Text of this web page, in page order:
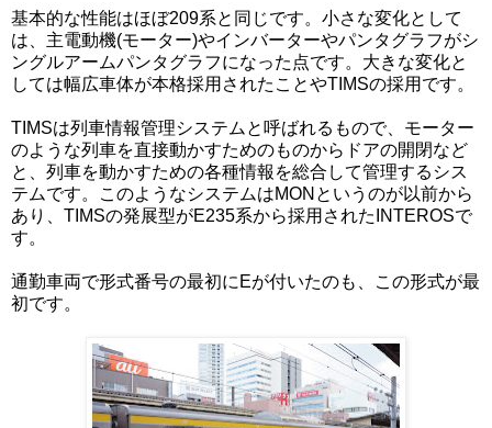
基本的な性能はほぼ209系と同じです。小さな変化として
は、主電動機(モーター)やインバーターやパンタグラフがシ
ングルアームパンタグラフになった点です。大きな変化と
しては幅広車体が本格採用されたことやTIMSの採用です。
TIMSは列車情報管理システムと呼ばれるもので、モーター
のような列車を直接動かすためのものからドアの開閉など
と、列車を動かすための各種情報を総合して管理するシス
テムです。このようなシステムはMONというのが以前から
あり、TIMSの発展型がE235系から採用されたINTEROSで
す。
通勤車両で形式番号の最初にEが付いたのも、この形式が最
初です。